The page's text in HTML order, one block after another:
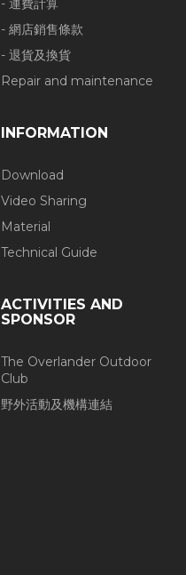
- 運費計算
- 網店銷售條款
- 退貨及換貨
Repair and maintenance
INFORMATION
Download
Video Sharing
Material
Technical Guide
ACTIVITIES AND
SPONSOR
The Overlander Outdoor
Club
野外活動及機構連結